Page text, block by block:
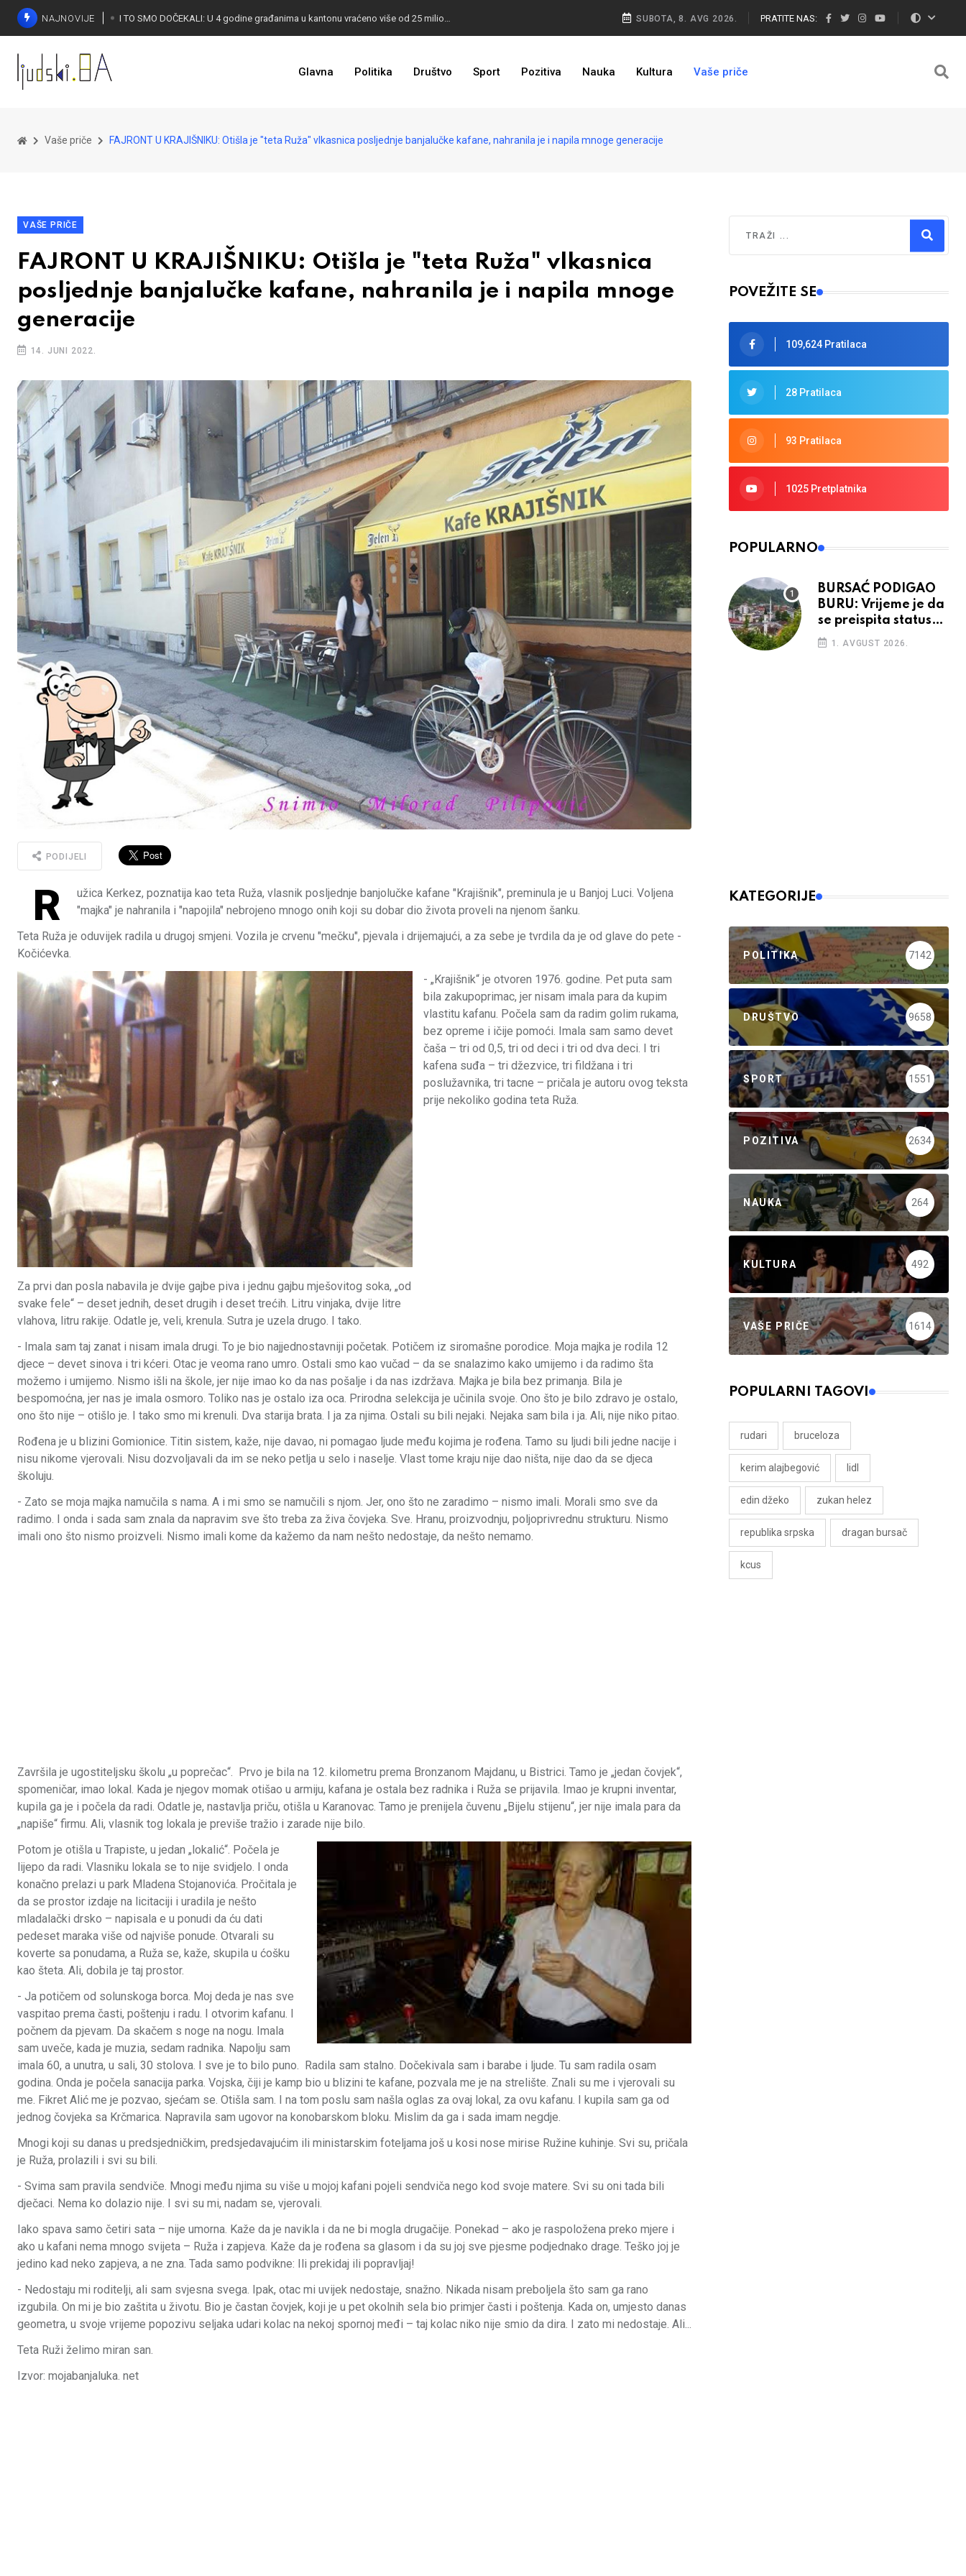
NAJNOVIJE
KONAKOVIĆ PALI ALARM: Otvoreno pismo UN-u
SUBOTA, 8. AVG 2026. PRATITE NAS:
Glavna Politika Društvo Sport Pozitiva Nauka Kultura Vaše priče
Vaše priče FAJRONT U KRAJIŠNIKU: Otišla je "teta Ruža" vlkasnica posljednje banjalučke kafane, nahranila je i napila mnoge generacije
VAŠE PRIČE
FAJRONT U KRAJIŠNIKU: Otišla je "teta Ruža" vlkasnica
posljednje banjalučke kafane, nahranila je i napila mnoge
generacije
14. JUNI 2022.
PODIJELI
R
užica Kerkez, poznatija kao teta Ruža, vlasnik posljednje banjolučke kafane "Krajišnik", preminula je u Banjoj Luci. Voljena
"majka" je nahranila i "napojila" nebrojeno mnogo onih koji su dobar dio života proveli na njenom šanku.
Teta Ruža je oduvijek radila u drugoj smjeni. Vozila je crvenu "mečku", pjevala i drijemajući, a za sebe je tvrdila da je od glave do pete -
Kočićevka.
- „Krajišnik“ je otvoren 1976. godine. Pet puta sam
bila zakupoprimac, jer nisam imala para da kupim
vlastitu kafanu. Počela sam da radim golim rukama,
bez opreme i ičije pomoći. Imala sam samo devet
čaša – tri od 0,5, tri od deci i tri od dva deci. I tri
kafena suđa – tri džezvice, tri fildžana i tri
poslužavnika, tri tacne – pričala je autoru ovog teksta
prije nekoliko godina teta Ruža.
Za prvi dan posla nabavila je dvije gajbe piva i jednu gajbu mješovitog soka, „od
svake fele“ – deset jednih, deset drugih i deset trećih. Litru vinjaka, dvije litre
vlahova, litru rakije. Odatle je, veli, krenula. Sutra je uzela drugo. I tako.
- Imala sam taj zanat i nisam imala drugi. To je bio najjednostavniji početak. Potičem iz siromašne porodice. Moja majka je rodila 12
djece – devet sinova i tri kćeri. Otac je veoma rano umro. Ostali smo kao vučad – da se snalazimo kako umijemo i da radimo šta
možemo i umijemo. Nismo išli na škole, jer nije imao ko da nas pošalje i da nas izdržava. Majka je bila bez primanja. Bila je
bespomoćna, jer nas je imala osmoro. Toliko nas je ostalo iza oca. Prirodna selekcija je učinila svoje. Ono što je bilo zdravo je ostalo,
ono što nije – otišlo je. I tako smo mi krenuli. Dva starija brata. I ja za njima. Ostali su bili nejaki. Nejaka sam bila i ja. Ali, nije niko pitao.
Rođena je u blizini Gomionice. Titin sistem, kaže, nije davao, ni pomagao ljude među kojima je rođena. Tamo su ljudi bili jedne nacije i
nisu nikome vjerovali. Nisu dozvoljavali da im se neko petlja u selo i naselje. Vlast tome kraju nije dao ništa, nije dao da se djeca
školuju.
- Zato se moja majka namučila s nama. A i mi smo se namučili s njom. Jer, ono što ne zaradimo – nismo imali. Morali smo sve da
radimo. I onda i sada sam znala da napravim sve što treba za živa čovjeka. Sve. Hranu, proizvodnju, poljoprivrednu strukturu. Nismo
imali ono što nismo proizveli. Nismo imali kome da kažemo da nam nešto nedostaje, da nešto nemamo.
Završila je ugostiteljsku školu „u poprečac“. Prvo je bila na 12. kilometru prema Bronzanom Majdanu, u Bistrici. Tamo je „jedan čovjek“,
spomeničar, imao lokal. Kada je njegov momak otišao u armiju, kafana je ostala bez radnika i Ruža se prijavila. Imao je krupni inventar,
kupila ga je i počela da radi. Odatle je, nastavlja priču, otišla u Karanovac. Tamo je prenijela čuvenu „Bijelu stijenu“, jer nije imala para da
„napiše“ firmu. Ali, vlasnik tog lokala je previše tražio i zarade nije bilo.
Potom je otišla u Trapiste, u jedan „lokalić“. Počela je
lijepo da radi. Vlasniku lokala se to nije svidjelo. I onda
konačno prelazi u park Mladena Stojanovića. Pročitala je
da se prostor izdaje na licitaciji i uradila je nešto
mladalački drsko – napisala e u ponudi da ću dati
pedeset maraka više od najviše ponude. Otvarali su
koverte sa ponudama, a Ruža se, kaže, skupila u ćošku
kao šteta. Ali, dobila je taj prostor.
- Ja potičem od solunskoga borca. Moj deda je nas sve
vaspitao prema časti, poštenju i radu. I otvorim kafanu. I
počnem da pjevam. Da skačem s noge na nogu. Imala
sam uveče, kada je muzia, sedam radnika. Napolju sam
imala 60, a unutra, u sali, 30 stolova. I sve je to bilo puno. Radila sam stalno. Dočekivala sam i barabe i ljude. Tu sam radila osam
godina. Onda je počela sanacija parka. Vojska, čiji je kamp bio u blizini te kafane, pozvala me je na strelište. Znali su me i vjerovali su
me. Fikret Alić me je pozvao, sjećam se. Otišla sam. I na tom poslu sam našla oglas za ovaj lokal, za ovu kafanu. I kupila sam ga od
jednog čovjeka sa Krčmarica. Napravila sam ugovor na konobarskom bloku. Mislim da ga i sada imam negdje.
Mnogi koji su danas u predsjedničkim, predsjedavajućim ili ministarskim foteljama još u kosi nose mirise Ružine kuhinje. Svi su, pričala
je Ruža, prolazili i svi su bili.
- Svima sam pravila sendviče. Mnogi među njima su više u mojoj kafani pojeli sendviča nego kod svoje matere. Svi su oni tada bili
dječaci. Nema ko dolazio nije. I svi su mi, nadam se, vjerovali.
Iako spava samo četiri sata – nije umorna. Kaže da je navikla i da ne bi mogla drugačije. Ponekad – ako je raspoložena preko mjere i
ako u kafani nema mnogo svijeta – Ruža i zapjeva. Kaže da je rođena sa glasom i da su joj sve pjesme podjednako drage. Teško joj je
jedino kad neko zapjeva, a ne zna. Tada samo podvikne: Ili prekidaj ili popravljaj!
- Nedostaju mi roditelji, ali sam svjesna svega. Ipak, otac mi uvijek nedostaje, snažno. Nikada nisam preboljela što sam ga rano
izgubila. On mi je bio zaštita u životu. Bio je častan čovjek, koji je u pet okolnih sela bio primjer časti i poštenja. Kada on, umjesto danas
geometra, u svoje vrijeme popozivu seljaka udari kolac na nekoj spornoj međi – taj kolac niko nije smio da dira. I zato mi nedostaje. Ali...
Teta Ruži želimo miran san.
Izvor: mojabanjaluka. net
Type 2 or more characters for results.
POVEŽITE SE
109,624 Pratilaca
28 Pratilaca
93 Pratilaca
1025 Pretplatnika
POPULARNO
BURSAĆ PODIGAO
BURU: Vrijeme je da
se preispita status
Srebrenice u RS
1. AVGUST 2026.
KATEGORIJE
POLITIKA 7142
DRUŠTVO 9658
SPORT 1551
POZITIVA 2634
NAUKA 264
KULTURA 492
VAŠE PRIČE 1614
POPULARNI TAGOVI
rudari bruceloza
kerim alajbegović lidl
edin džeko zukan helez
republika srpska dragan bursač
kcus